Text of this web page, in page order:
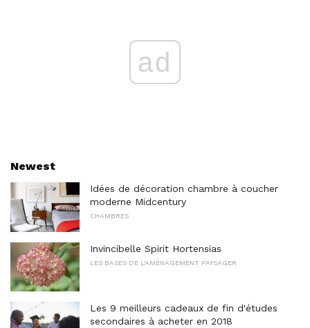
ad
Newest
Idées de décoration chambre à coucher
moderne Midcentury
CHAMBRES
Invincibelle Spirit Hortensias
LES BASES DE L'AMÉNAGEMENT PAYSAGER
Les 9 meilleurs cadeaux de fin d'études
secondaires à acheter en 2018